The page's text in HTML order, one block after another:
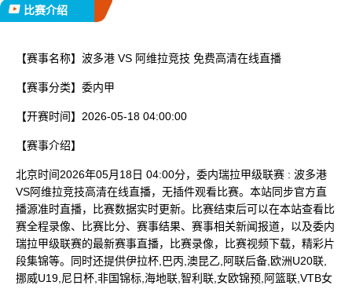
比赛介绍
【赛事名称】 波多港 VS 阿维拉竞技 免费高清在线直播
【赛事分类】 委内甲
【开赛时间】 2026-05-18 04:00:00
【赛事介绍】
北京时间2026年05月18日 04:00分，委内瑞拉甲级联赛 : 波多港
VS阿维拉竞技高清在线直播，无插件观看比赛。本站同步官方直
播源准时直播，比赛数据实时更新。比赛结束后可以在本站查看比
赛全程录像、比赛比分、赛事结果、赛事相关新闻报道，以及委内
瑞拉甲级联赛的最新赛事直播，比赛录像，比赛视频下载，精彩片
段集锦等。同时还提供伊拉杯,巴丙,澳昆乙,阿联后备,欧洲U20联,
挪威U19,尼日杯,非国锦标,海地联,智利联,女欧锦预,阿篮联,VTB女